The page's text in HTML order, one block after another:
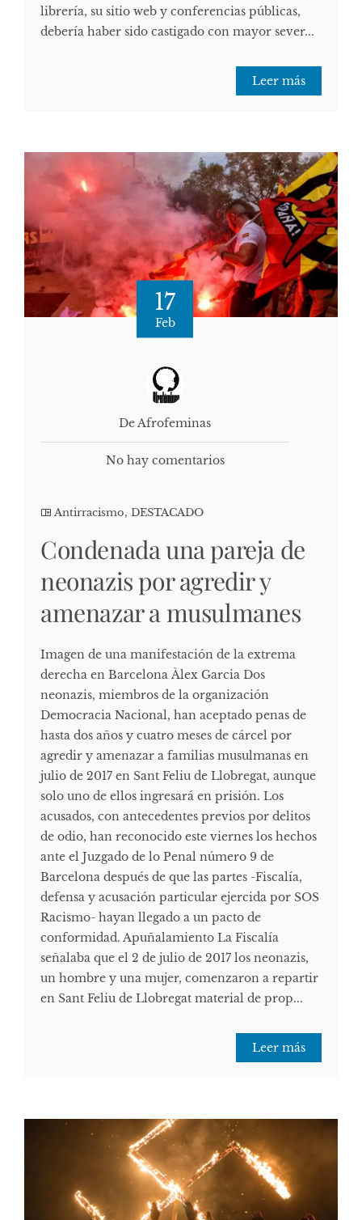
librería, su sitio web y conferencias públicas,
debería haber sido castigado con mayor sever...
Leer más
17
Feb
De Afrofeminas
No hay comentarios
Antirracismo, DESTACADO
Condenada una pareja de
neonazis por agredir y
amenazar a musulmanes
Imagen de una manifestación de la extrema
derecha en Barcelona Àlex Garcia Dos
neonazis, miembros de la organización
Democracia Nacional, han aceptado penas de
hasta dos años y cuatro meses de cárcel por
agredir y amenazar a familias musulmanas en
julio de 2017 en Sant Feliu de Llobregat, aunque
solo uno de ellos ingresará en prisión. Los
acusados, con antecedentes previos por delitos
de odio, han reconocido este viernes los hechos
ante el Juzgado de lo Penal número 9 de
Barcelona después de que las partes -Fiscalía,
defensa y acusación particular ejercida por SOS
Racismo- hayan llegado a un pacto de
conformidad. Apuñalamiento La Fiscalía
señalaba que el 2 de julio de 2017 los neonazis,
un hombre y una mujer, comenzaron a repartir
en Sant Feliu de Llobregat material de prop...
Leer más